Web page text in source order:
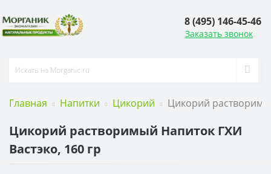
8 (495) 146-45-46
Заказать звонок
Главная Напитки Цикорий Цикорий
Цикорий растворимый Напиток ГХИ
Вастэко, 160 гр